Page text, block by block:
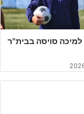
והחזר כספי
למצוא בית חדש
ומחכה כבר לפתיחת
של הפועל
סויסה בבית"ר